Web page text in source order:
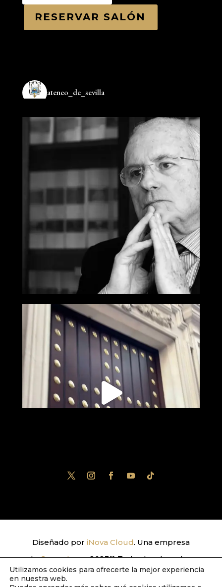
RESERVAR SALÓN
ateneo_de_sevilla
Diseñado por iNova Cloud. Una empresa
deGrupo Inova2023© Todos los derechos
reservados.Política de Privacidad|Aviso
Utilizamos cookies para ofrecerte la mejor experiencia
en nuestra web.